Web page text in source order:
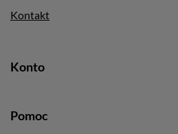
Kontakt
Konto
Pomoc